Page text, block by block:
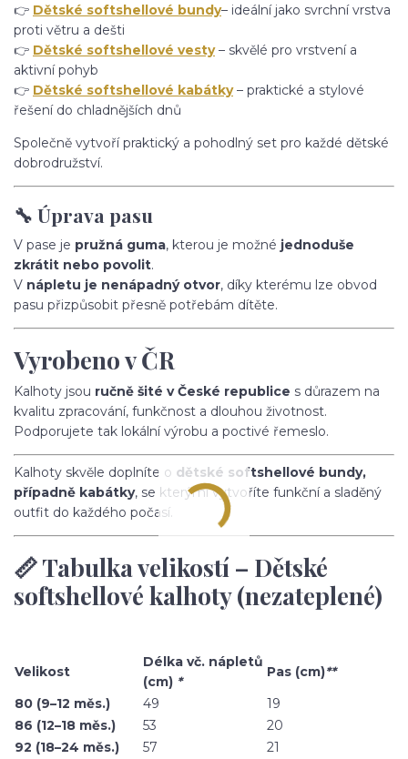
👉 Dětské softshellové bundy– ideální jako svrchní vrstva
proti větru a dešti
👉 Dětské softshellové vesty– skvělé pro vrstvení a
aktivní pohyb
👉 Dětské softshellové kabátky– praktické a stylové
řešení do chladnějších dnů
Společně vytvoří praktický a pohodlný set pro každé dětské
dobrodružství.
🔧 Úprava pasu
V pase je pružná guma, kterou je možné jednoduše
zkrátit nebo povolit.
V nápletu je nenápadný otvor, díky kterému lze obvod
pasu přizpůsobit přesně potřebám dítěte.
Vyrobeno v ČR
Kalhoty jsou ručně šité v České republice s důrazem na
kvalitu zpracování, funkčnost a dlouhou životnost.
Podporujete tak lokální výrobu a poctivé řemeslo.
Kalhoty skvěle doplníte o dětské softshellové bundy,
případně kabátky, se kterými vytvoříte funkční a sladěný
outfit do každého počasí.
📏 Tabulka velikostí – Dětské
softshellové kalhoty (nezateplené)
Velikost
Délka vč. nápletů
(cm) *
Pas (cm)**
80 (9–12 měs.)
49
19
86 (12–18 měs.)
53
20
92 (18–24 měs.)
57
21